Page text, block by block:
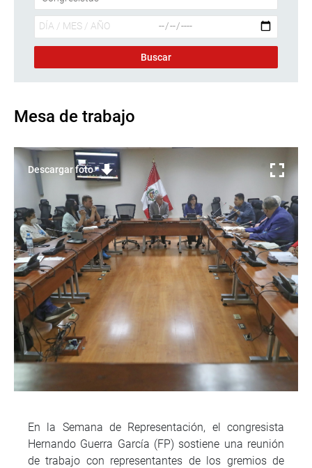
Mesa de trabajo
Descargar foto
En la Semana de Representación, el congresista
Hernando Guerra García (FP) sostiene una reunión
de trabajo con representantes de los gremios de